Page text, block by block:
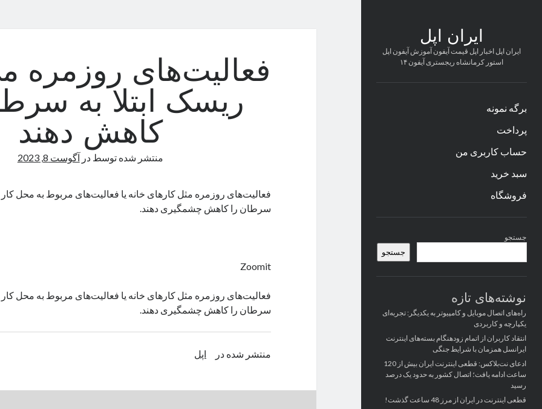
ایران اپل
ایران اپل اخبار اپل قیمت آیفون آموزش آیفون اپل
استور کرمانشاه ریجستری آیفون ۱۴
برگه نمونه
پرداخت
حساب کاربری من
سبد خرید
فروشگاه
کناری
جستجو
جستجو
نوشته‌های تازه
راه‌های اتصال موبایل و کامپیوتر به یکدیگر: تجربه‌ای
یکپارچه و کاربردی
انتقاد کاربران از اتمام زودهنگام بسته‌های اینترنت
ایرانسل همزمان با شرایط جنگی
ادعای نت‌بلاکس: قطعی اینترنت ایران بیش از 120
ساعت ادامه یافت؛ اتصال کشور به حدود یک درصد
رسید
قطعی اینترنت در ایران از مرز 48 ساعت گذشت!
فعالیت‌های روزمره
ریسک ابتلا به
کاهش دهند
منتشر شده توسطدرآگوست 8, 2023
فعالیت‌های روزمره مثل کارهای خانه یا فعالیت‌های مربوط به محل کار
سرطان را کاهش چشمگیری دهند.
Zoomit
فعالیت‌های روزمره مثل کارهای خانه یا فعالیت‌های مربوط به محل کار
سرطان را کاهش چشمگیری دهند.
منتشر شده در اپل